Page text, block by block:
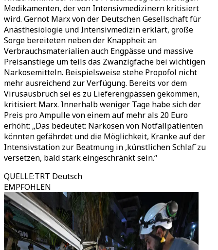
Medikamenten, der von Intensivmedizinern kritisiert
wird. Gernot Marx von der Deutschen Gesellschaft für
Anästhesiologie und Intensivmedizin erklärt, große
Sorge bereiteten neben der Knappheit an
Verbrauchsmaterialien auch Engpässe und massive
Preisanstiege um teils das Zwanzigfache bei wichtigen
Narkosemitteln. Beispielsweise stehe Propofol nicht
mehr ausreichend zur Verfügung. Bereits vor dem
Virusausbruch sei es zu Lieferengpässen gekommen,
kritisiert Marx. Innerhalb weniger Tage habe sich der
Preis pro Ampulle von einem auf mehr als 20 Euro
erhöht: „Das bedeutet: Narkosen von Notfallpatienten
könnten gefährdet und die Möglichkeit, Kranke auf der
Intensivstation zur Beatmung in ,künstlichen Schlaf´zu
versetzen, bald stark eingeschränkt sein.“
QUELLE:TRT Deutsch
EMPFOHLEN